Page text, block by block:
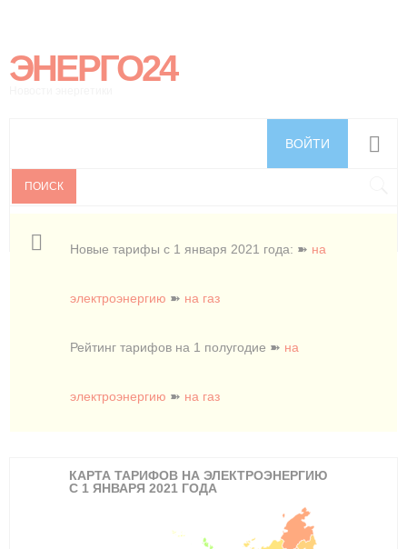
ЭНЕРГО24
ВОЙТИ
Новые тарифы с 1 января 2021 года: ➽ на
электроэнергию ➽ на газ
Рейтинг тарифов на 1 полугодие ➽ на
электроэнергию ➽ на газ
ПОИСК
КАРТА ТАРИФОВ НА ЭЛЕКТРОЭНЕРГИЮ
С 1 ЯНВАРЯ 2021 ГОДА